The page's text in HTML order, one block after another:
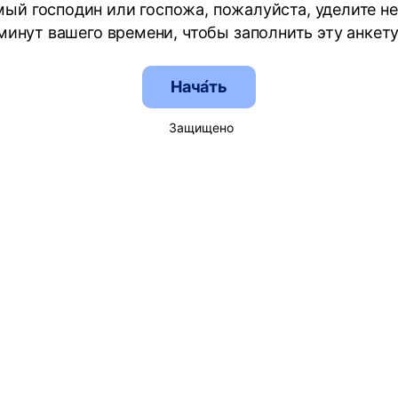
господин или госпожа, пожалуйста, уделите
вашего времени, чтобы заполнить эту
Нача́ть
Защищено